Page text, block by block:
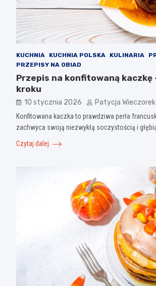
KUCHNIA KUCHNIA POLSKA KULINARIA
PRZEPISY NA OBIAD
Przepis na konfitowaną kaczkę
kroku
10 stycznia 2026 Patycja Wieczorek
Konfitowana kaczka to prawdziwa perła
zachwyca swoją niezwykłą soczystością i głębią
Czytaj dalej